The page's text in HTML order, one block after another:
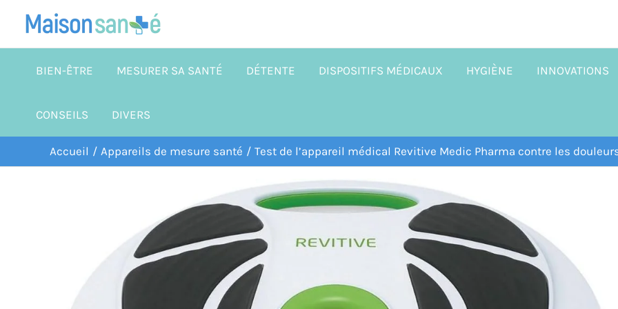
contenu
BIEN-ÊTRE MESURER SA SANTÉ DÉTENTE DISPOSITIFS MÉDICAUX HYGIÈNE INNOVATIONS
CONSEILS DIVERS
Accueil Appareils de mesure santé Test de l’appareil médical Revitive Medic Pharma contre les